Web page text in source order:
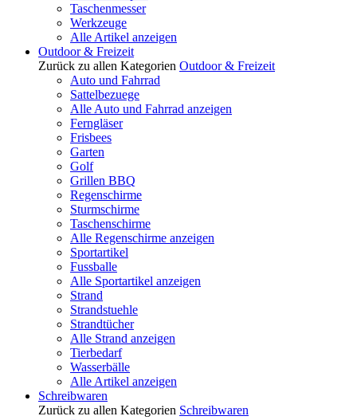
Taschenmesser
Werkzeuge
Alle Artikel anzeigen
Outdoor & Freizeit
Zurück zu allen Kategorien Outdoor & Freizeit
Auto und Fahrrad
Sattelbezuege
Alle Auto und Fahrrad anzeigen
Ferngläser
Frisbees
Garten
Golf
Grillen BBQ
Regenschirme
Sturmschirme
Taschenschirme
Alle Regenschirme anzeigen
Sportartikel
Fussballe
Alle Sportartikel anzeigen
Strand
Strandstuehle
Strandtücher
Alle Strand anzeigen
Tierbedarf
Wasserbälle
Alle Artikel anzeigen
Schreibwaren
Zurück zu allen Kategorien Schreibwaren